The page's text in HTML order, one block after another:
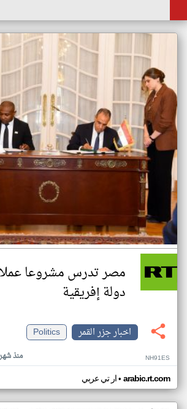
مصر تدرس مشروعا
دولة إفريقية
اخبار جزر القمر
Politics
منذ NH91ES
ار تي عربي• arabic.rt.com